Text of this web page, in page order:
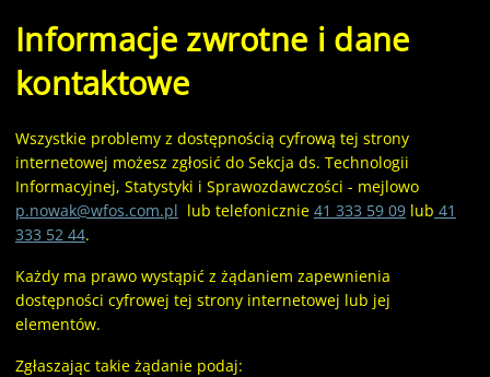
Informacje zwrotne i dane
kontaktowe
Wszystkie problemy z dostępnością cyfrową tej strony
internetowej możesz zgłosić do Sekcja ds. Technologii
Informacyjnej, Statystyki i Sprawozdawczości - mejlowo
p.nowak@wfos.com.pl lub telefonicznie 41 333 59 09lub 41
333 52 44.
Każdy ma prawo wystąpić z żądaniem zapewnienia
dostępności cyfrowej tej strony internetowej lub jej
elementów.
Zgłaszając takie żądanie podaj: